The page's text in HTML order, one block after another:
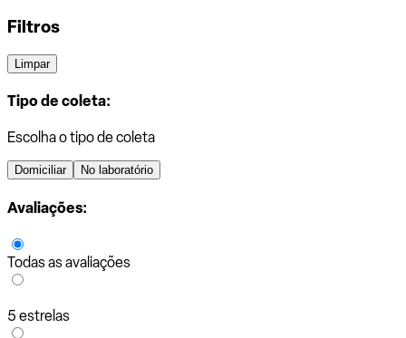
Filtros
Limpar
Tipo de coleta:
Escolha o tipo de coleta
Domiciliar No laboratório
Avaliações:
Todas as avaliações
5 estrelas